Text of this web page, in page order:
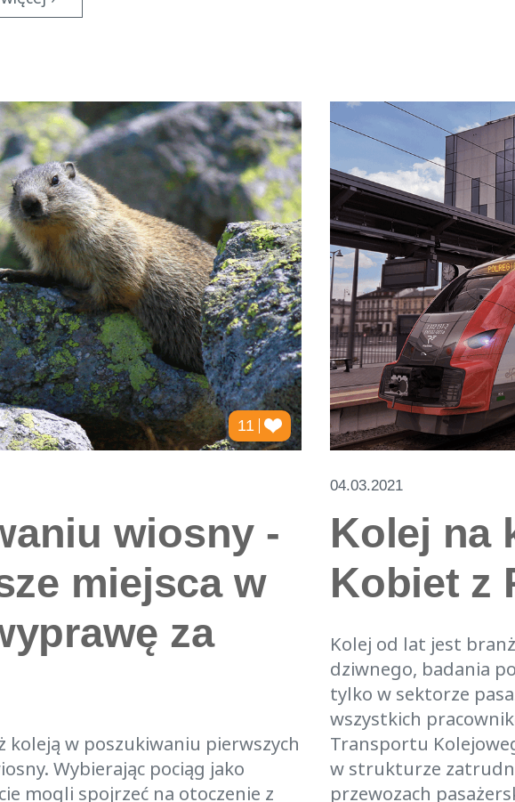
11
wiosny -
miejsca w
za
koleją w poszukiwaniu pierwszych
Wybierając pociąg jako
mogli spojrzeć na otoczenie z
04.03.2021
Kolej na
Kobiet z
Kolej od lat jest
dziwnego, badania
tylko w sektorze
wszystkich
Transportu
w strukturze
przewozach